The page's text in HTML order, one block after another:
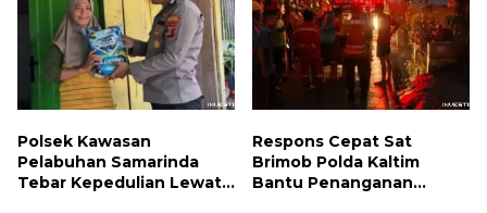
Polsek Kawasan
Pelabuhan Samarinda
Tebar Kepedulian Lewat
Respons Cepat Sat
Brimob Polda Kaltim
Bantu Penanganan